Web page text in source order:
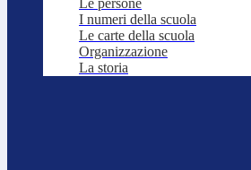
Le persone
I numeri della scuola
Le carte della scuola
Organizzazione
La storia